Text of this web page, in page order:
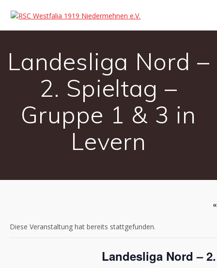
Landesliga Nord –
2. Spieltag –
Gruppe 1 & 3 in
Levern
Diese Veranstaltung hat bereits stattgefunden.
Landesliga Nord –